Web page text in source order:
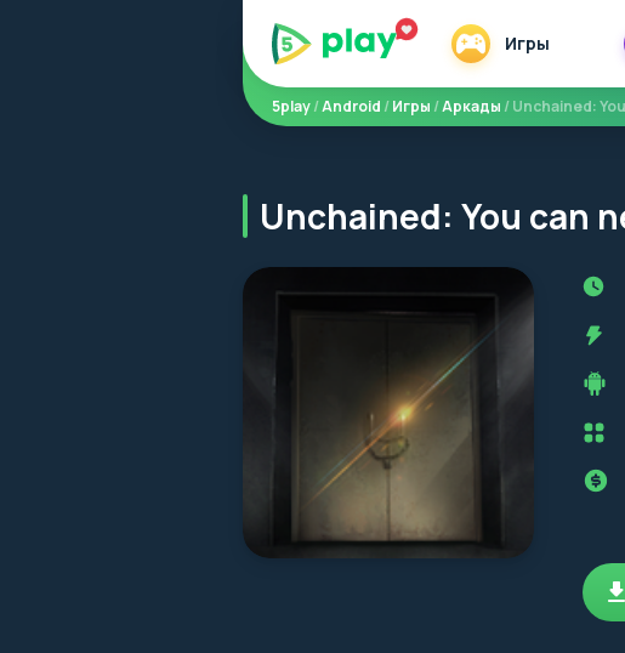
Игры
5play/Android /Игры /Аркады / Unchained:
Unchained: You can